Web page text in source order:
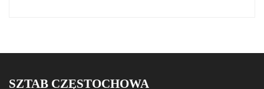
SZTAB CZĘSTOCHOWA